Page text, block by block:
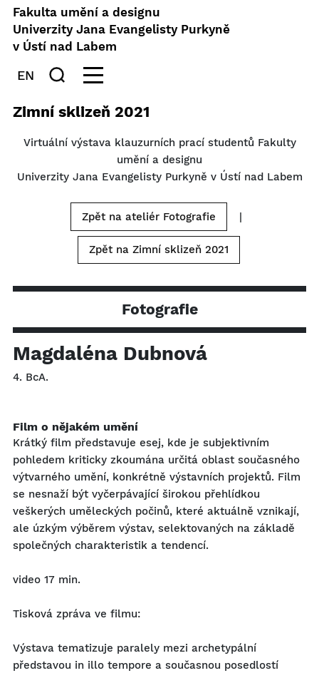
Fakulta umění a designu
Univerzity Jana Evangelisty Purkyně
v Ústí nad Labem
EN
Zimní sklizeň 2021
Virtuální výstava klauzurních prací studentů Fakulty
umění a designu
Univerzity Jana Evangelisty Purkyně v Ústí nad Labem
Zpět na ateliér Fotografie |
Zpět na Zimní sklizeň 2021
Fotografie
Magdaléna Dubnová
4. BcA.
Film o nějakém umění
Krátký film představuje esej, kde je subjektivním
pohledem kriticky zkoumána určitá oblast současného
výtvarného umění, konkrétně výstavních projektů. Film
se nesnaží být vyčerpávající širokou přehlídkou
veškerých uměleckých počinů, které aktuálně vznikají,
ale úzkým výběrem výstav, selektovaných na základě
společných charakteristik a tendencí.
video 17 min.
Tisková zpráva ve filmu:
Výstava tematizuje paralely mezi archetypální
představou in illo tempore a současnou posedlostí